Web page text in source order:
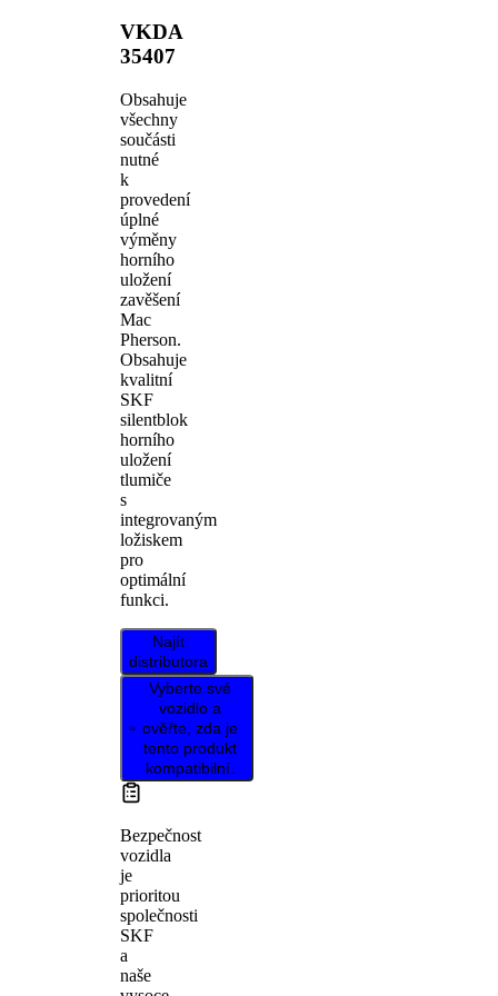
VKDA
35407
Obsahuje
všechny
součásti
nutné
k
provedení
úplné
výměny
horního
uložení
zavěšení
Mac
Pherson.
Obsahuje
kvalitní
SKF
silentblok
horního
uložení
tlumiče
s
integrovaným
ložiskem
pro
optimální
funkci.
Najít
distributora
Vyberte své
vozidlo a
ověřte, zda je
tento produkt
kompatibilní.
Bezpečnost
vozidla
je
prioritou
společnosti
SKF
a
naše